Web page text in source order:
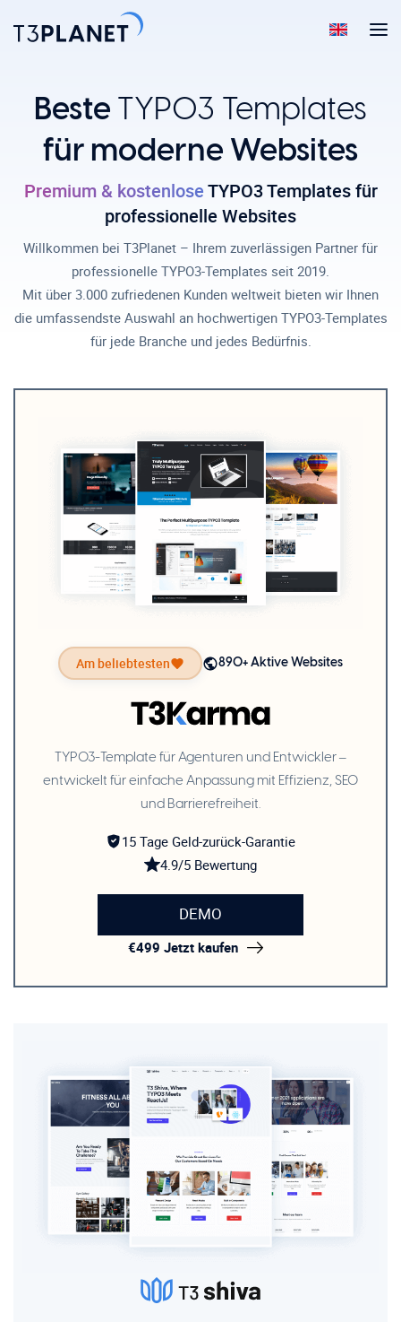
Beste TYPO3 Templates
für moderne Websites
Premium & kostenloseTYPO3 Templates für
professionelle Websites
Willkommen bei T3Planet – Ihrem zuverlässigen Partner für
professionelle TYPO3-Templates seit 2019.
Mit über 3.000 zufriedenen Kunden weltweit bieten wir Ihnen
die umfassendste Auswahl an hochwertigen TYPO3-Templates
für jede Branche und jedes Bedürfnis.
Am beliebtesten 890+ Aktive Websites
TYPO3-Template für Agenturen und Entwickler –
entwickelt für einfache Anpassung mit Effizienz, SEO
und Barrierefreiheit.
15 Tage Geld-zurück-Garantie
4.9/5 Bewertung
DEMO
€499 Jetzt kaufen